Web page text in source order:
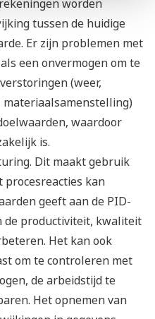
worden
tussen de huidige
Er zijn problemen met
een onvermogen om te
(weer,
waardoor
is.
Dit maakt gebruik
procesreacties kan
geeft aan de PID-
de productiviteit, kwaliteit
Het kan ook
om te controleren met
de arbeidstijd te
Het opnemen van